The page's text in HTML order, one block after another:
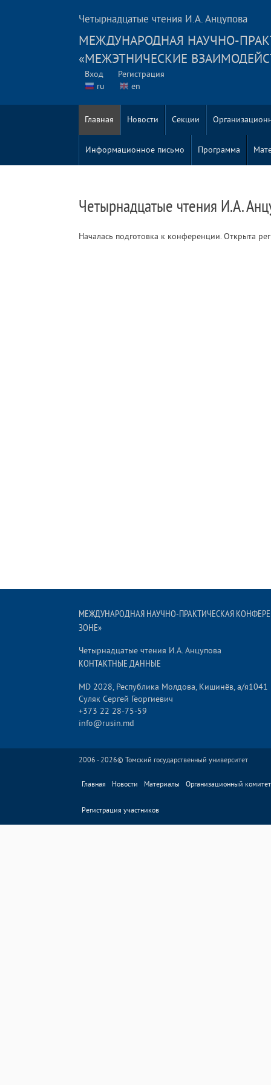
Четырнадцатые чтения И.А. Анцупова
MЕЖДУНАРОДНАЯ НАУЧНО-
«МЕЖЭТНИЧЕСКИЕ
Вход
Регистрация
ru
en
Главная Новости Секции
Информационное письмо Программа
Четырнадцатые чтения И.А.
Началась подготовка к конференции. Открыта
MЕЖДУНАРОДНАЯ НАУЧНО-ПРАКТИЧЕСКАЯ
ЗОНЕ»
Четырнадцатые чтения И.А. Анцупова
КОНТАКТНЫЕ ДАННЫЕ
MD 2028, Республика Молдова, Кишинёв, а/я1041
Суляк Сергей Георгиевич
+373 22 28-75-59
info@rusin.md
2006 - 2026© Томский государственный университет
Главная Новости Материалы Организационный комитет
Регистрация участников